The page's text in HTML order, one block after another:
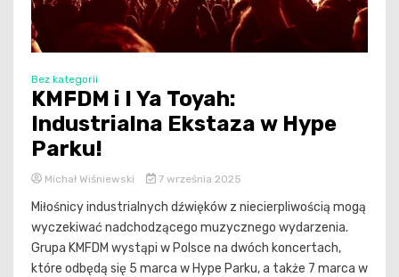
Bez kategorii
KMFDM i I Ya Toyah:
Industrialna Ekstaza w Hype
Parku!
Michał Wiśniewski 7 września 2025
Miłośnicy industrialnych dźwięków z niecierpliwością mogą
wyczekiwać nadchodzącego muzycznego wydarzenia.
Grupa KMFDM wystąpi w Polsce na dwóch koncertach,
które odbędą się 5 marca w Hype Parku, a także 7 marca w